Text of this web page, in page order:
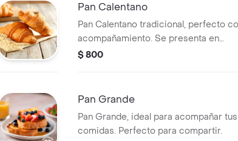
Pan Calentano
Pan Calentano tradicional, perfecto
acompañamiento. Se presenta en
pequeñas porciones redondeadas.
$ 800
Pan Grande
Pan Grande, ideal para acompañar tus
comidas. Perfecto para compartir.